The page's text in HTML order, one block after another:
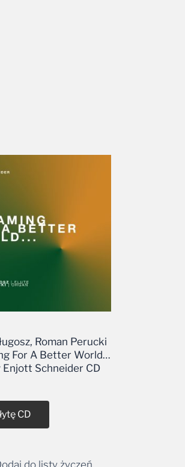
Roman Perucki
For A Better World…
Enjott Schneider CD
CD
do listy życzeń